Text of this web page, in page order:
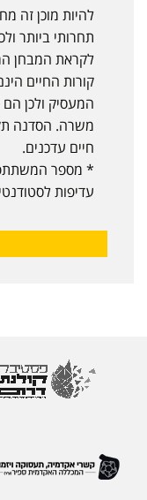
להיות מוכן זה
תחרותי ביותר
לקראת המבחן
קורות החיים
המעסיק ולכן הם
משרה. הסדנה
חיים עדכנים.
עדיפות